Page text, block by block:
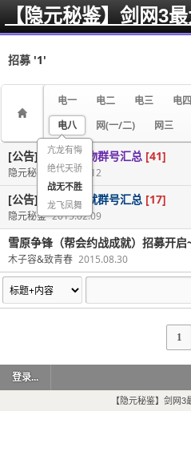
【隐元秘鉴】剑网3
招募 '1'
电一 电二 电三 电四
电八
亢龙有悔
绝代天骄
战无不胜
龙飞凤舞
网(一/二) 网三
[公告] 全区服宠物群号汇总 [41]
隐元秘鉴 2017.01.12
[公告] 全区服成就群号汇总 [17]
隐元秘鉴 2015.02.09
雪原争锋（帮会约战成就）招募开
木子容&致青春 2015.08.30
1
登录...
【隐元秘鉴】剑网3